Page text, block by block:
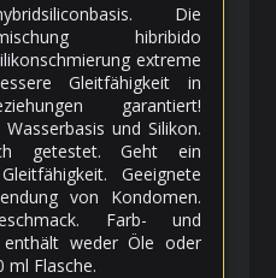
Die
hibribido
extreme
Gleitfähigkeit in
garantiert!
Wasserbasis und Silikon.
getestet. Geht ein
Geeignete
von Kondomen.
Farb- und
enthält weder Öle oder
ml Flasche.